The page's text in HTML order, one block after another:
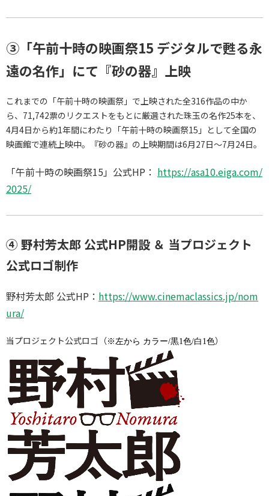
③「午前十時の映画祭15 デジタルで甦る永
遠の名作」にて『砂の器』上映
これまでの「午前十時の映画祭」で上映された全316作品の中か
ら、71,742票のリクエストをもとに厳選された珠玉の名作25本を、
4月4日から約1年間にわたり「午前十時の映画祭15」として全国の
映画館で連続上映中。『砂の器』の上映期間は6月27日～7月24日。
「午前十時の映画祭15」公式HP： https://asa10.eiga.com/
2025/
④ 野村芳太郎 公式HP開設 ＆ 当プロジェクト
公式ロゴ制作
野村芳太郎 公式HP： https://www.cinemaclassics.jp/nom
ura/
当プロジェクト公式ロゴ（※左から カラー/黒1色/白1色）